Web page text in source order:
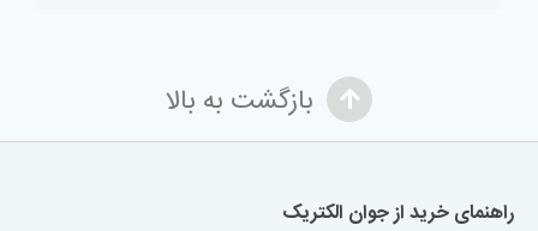
بازگشت به بالا
راهنمای خرید از جوان الکتریک